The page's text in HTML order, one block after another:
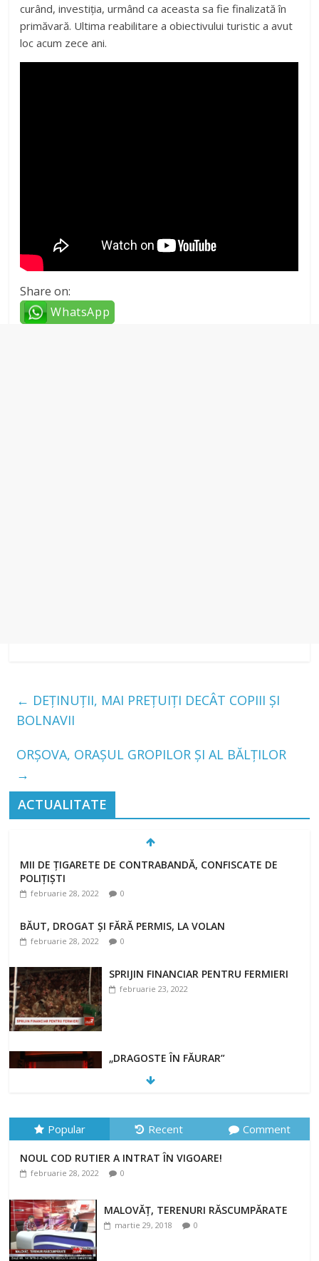
curând, investiția, urmând ca aceasta sa fie finalizată în
primăvară. Ultima reabilitare a obiectivului turistic a avut
loc acum zece ani.
Share on:
WhatsApp
← DEȚINUȚII, MAI PREȚUIȚI DECÂT COPIII ȘI
BOLNAVII
ORȘOVA, ORAȘUL GROPILOR ȘI AL BĂLȚILOR
→
ACTUALITATE
MII DE ȚIGARETE DE CONTRABANDĂ, CONFISCATE DE
POLIȚIȘTI
februarie 28, 2022 0
BĂUT, DROGAT ȘI FĂRĂ PERMIS, LA VOLAN
februarie 28, 2022 0
SPRIJIN FINANCIAR PENTRU FERMIERI
februarie 23, 2022
„DRAGOSTE ÎN FĂURAR”
NOUL COD RUTIER A INTRAT ÎN VIGOARE!
februarie 28, 2022 0
Popular Recent Comment
NOUL COD RUTIER A INTRAT ÎN VIGOARE!
februarie 28, 2022 0
MALOVĂȚ, TERENURI RĂSCUMPĂRATE
martie 29, 2018 0